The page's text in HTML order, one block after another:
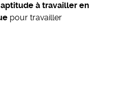
aptitude à travailler en
pour travailler